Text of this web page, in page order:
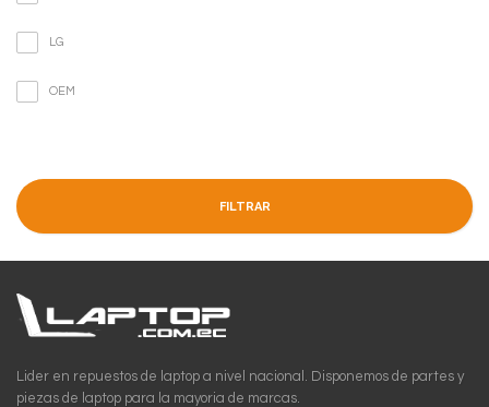
LG
OEM
FILTRAR
Lider en repuestos de laptop a nivel nacional. Disponemos de partes y
piezas de laptop para la mayoria de marcas.